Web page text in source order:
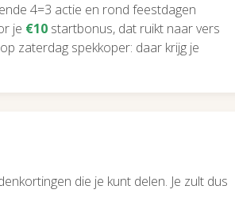
4=3 actie en rond feestdagen
je €10 startbonus, dat ruikt naar vers
zaterdag spekkoper: daar krijg je
die je kunt delen. Je zult dus